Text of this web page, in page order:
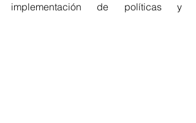
implementación de políticas y